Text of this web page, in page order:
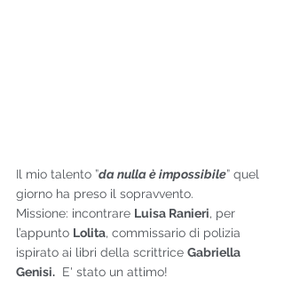
Il mio talento ”da nulla è impossibile” quel
giorno ha preso il sopravvento.
Missione: incontrare Luisa Ranieri, per
l’appunto Lolita, commissario di polizia
ispirato ai libri della scrittrice Gabriella
Genisi.
  E' stato un attimo!